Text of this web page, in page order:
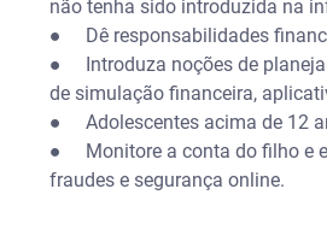
não tenha sido introduzida na
● Dê responsabilidades
● Introduza noções de
de simulação financeira,
● Adolescentes acima de 12
● Monitore a conta do filho e
fraudes e segurança online.